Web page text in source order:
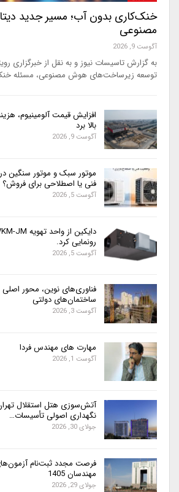
خنک‌کاری بدون آب؛ مسیر جدید
مصنوعی
آگوست 9, 2026
به گزارش تاسیسات نیوز و به نقل از خبرگزاری
توسعه زیرساخت‌های هوش مصنوعی، مسئله
بالا برد
آگوست 9, 2026
موتور سبک و موتور سنگین
فنی یا اصطلاحی برای فروش؟
آگوست 5, 2026
رونمایی کرد.
آگوست 5, 2026
فناوری‌های نوین، محور
ساختمان‌های دولتی
آگوست 3, 2026
مهارت های مهندس فردا
آگوست 1, 2026
آتش‌سوزی هتل استقلال
نگهداری اصولی تأسیسات…
جولای 30, 2026
فرصت مجدد ثبت‌نام
مهندسان 1405
جولای 29, 2026